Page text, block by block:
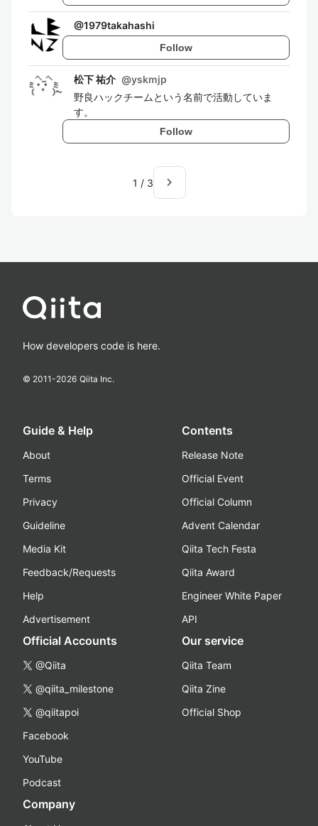
@1979takahashi
Follow
松下 祐介 @yskmjp
野良ハックチームという名前で活動していま
す。
Follow
1 / 3 navigate_next
How developers code is here.
© 2011-2026 Qiita Inc.
Guide & Help
About
Terms
Privacy
Guideline
Media Kit
Feedback/Requests
Help
Advertisement
Contents
Release Note
Official Event
Official Column
Advent Calendar
Qiita Tech Festa
Qiita Award
Engineer White Paper
API
Official Accounts
@Qiita
@qiita_milestone
@qiitapoi
Facebook
YouTube
Podcast
Our service
Qiita Team
Qiita Zine
Official Shop
Company